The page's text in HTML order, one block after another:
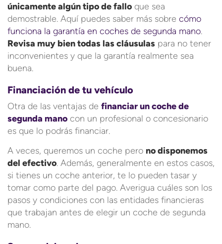
únicamente algún tipo de fallo que sea
demostrable. Aquí puedes saber más sobre cómo
funciona la garantía en coches de segunda mano.
Revisa muy bien todas las cláusulas para no tener
inconvenientes y que la garantía realmente sea
buena.
Financiación de tu vehículo
Otra de las ventajas de financiar un coche de
segunda mano con un profesional o concesionario
es que lo podrás financiar.
A veces, queremos un coche pero no disponemos
del efectivo. Además, generalmente en estos casos,
si tienes un coche anterior, te lo pueden tasar y
tomar como parte del pago. Averigua cuáles son los
pasos y condiciones con las entidades financieras
que trabajan antes de elegir un coche de segunda
mano.